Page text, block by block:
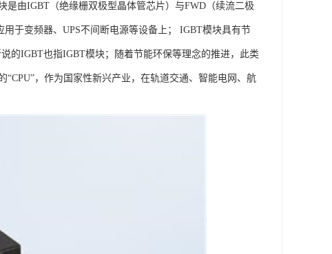
是由IGBT（绝缘栅双极型晶体管芯片）与FWD（续流二极
于变频器、UPS不间断电源等设备上； IGBT模块具有节
的IGBT也指IGBT模块；随着节能环保等理念的推进，此类
，作为国家性新兴产业，在轨道交通、智能电网、航